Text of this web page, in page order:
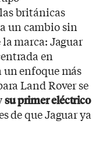
británicas
un cambio sin
marca: Jaguar
en
un enfoque más
Land Rover se
su primer eléctrico
de que Jaguar ya